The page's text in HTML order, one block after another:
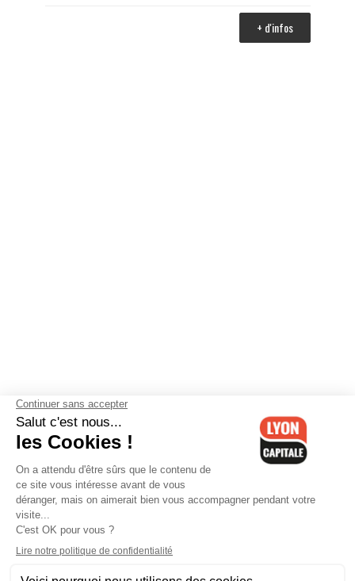
+ d'infos